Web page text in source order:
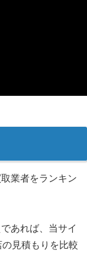
業者をランキン
あれば、当サイ
見積もりを比較